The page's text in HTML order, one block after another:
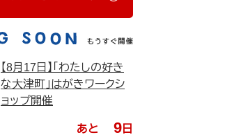
【8月17日】「わたしの好き
な大津町」はがきワークシ
ョップ開催
あと 9日